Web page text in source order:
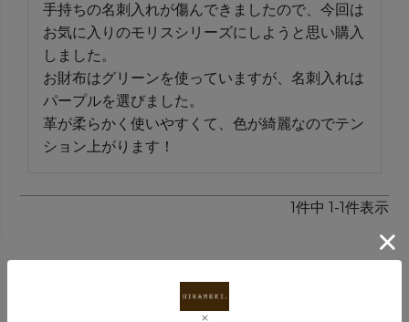
手持ちの名刺入れが傷んできましたので、今回は
お気に入りのモリスシリーズにしようと思い購入
しました。
お財布はグリーンを使っていますが、名刺入れは
パープルを選びました。
革が柔らかく使いやすくて、色が綺麗なのでテン
ション上がります！
1件中 1 -1件表示
INFORMATION